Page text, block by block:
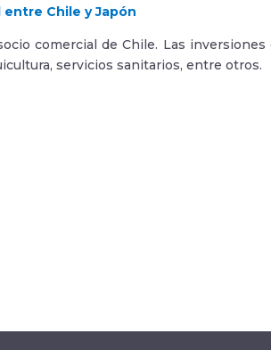
Chile y Japón
comercial de Chile. Las
servicios sanitarios, entre otros.